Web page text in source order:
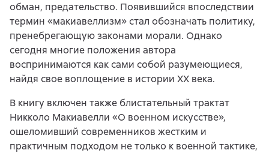
обман, предательство. Появившийся впоследствии
термин «макиавеллизм» стал обозначать политику,
пренебрегающую законами морали. Однако
сегодня многие положения автора
воспринимаются как сами собой разумеющиеся,
найдя свое воплощение в истории XX века.
В книгу включен также блистательный трактат
Никколо Макиавелли «О военном искусстве»,
ошеломивший современников жестким и
практичным подходом не только к военной тактике,